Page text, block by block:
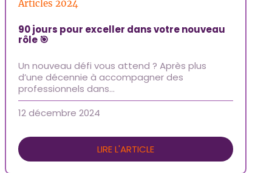
Articles 2024
90 jours pour exceller dans votre nouveau
rôle 🎯
Un nouveau défi vous attend ? Après plus
d’une décennie à accompagner des
professionnels dans…
12 décembre 2024
LIRE L'ARTICLE